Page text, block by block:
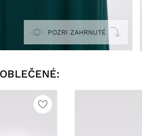
POZRI ZAHRNUTÉ